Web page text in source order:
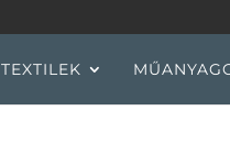
TEXTILEK